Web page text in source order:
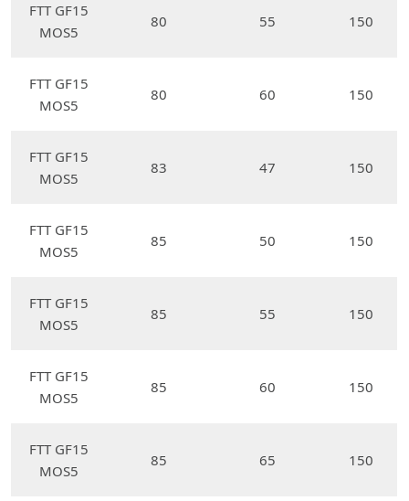
FTT GF15
MOS5
80 55 150
FTT GF15
MOS5
80 60 150
FTT GF15
MOS5
83 47 150
FTT GF15
MOS5
85 50 150
FTT GF15
MOS5
85 55 150
FTT GF15
MOS5
85 60 150
FTT GF15
MOS5
85 65 150